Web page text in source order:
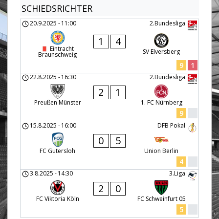
SCHIEDSRICHTER
2.Bundesliga
20.9.2025 -11:00
Eintracht
Braunschweig
1 4
SV Elversberg
9 1
2.Bundesliga
22.8.2025 -16:30
Preußen Münster
2 1
1. FC Nürnberg
9
DFB Pokal
15.8.2025 -16:00
FC Gutersloh
0 5
Union Berlin
4
3.Liga
3.8.2025 -14:30
FC Viktoria Köln
2 0
FC Schweinfurt 05
5